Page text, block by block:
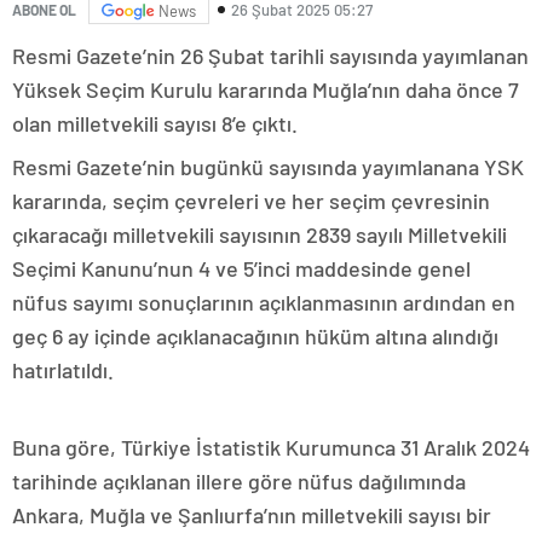
ABONE OL News 26 Şubat 2025 05:27
Resmi Gazete’nin 26 Şubat tarihli sayısında yayımlanan
Yüksek Seçim Kurulu kararında Muğla’nın daha önce 7
olan milletvekili sayısı 8’e çıktı.
Resmi Gazete’nin bugünkü sayısında yayımlanana YSK
kararında, seçim çevreleri ve her seçim çevresinin
çıkaracağı milletvekili sayısının 2839 sayılı Milletvekili
Seçimi Kanunu’nun 4 ve 5’inci maddesinde genel
nüfus sayımı sonuçlarının açıklanmasının ardından en
geç 6 ay içinde açıklanacağının hüküm altına alındığı
hatırlatıldı.
Buna göre, Türkiye İstatistik Kurumunca 31 Aralık 2024
tarihinde açıklanan illere göre nüfus dağılımında
Ankara, Muğla ve Şanlıurfa’nın milletvekili sayısı bir